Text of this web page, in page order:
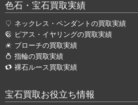
色石・宝石買取実績
ネックレス・ペンダントの買取実績
ピアス・イヤリングの買取実績
ブローチの買取実績
指輪の買取実績
裸石ルース買取実績
宝石買取お役立ち情報